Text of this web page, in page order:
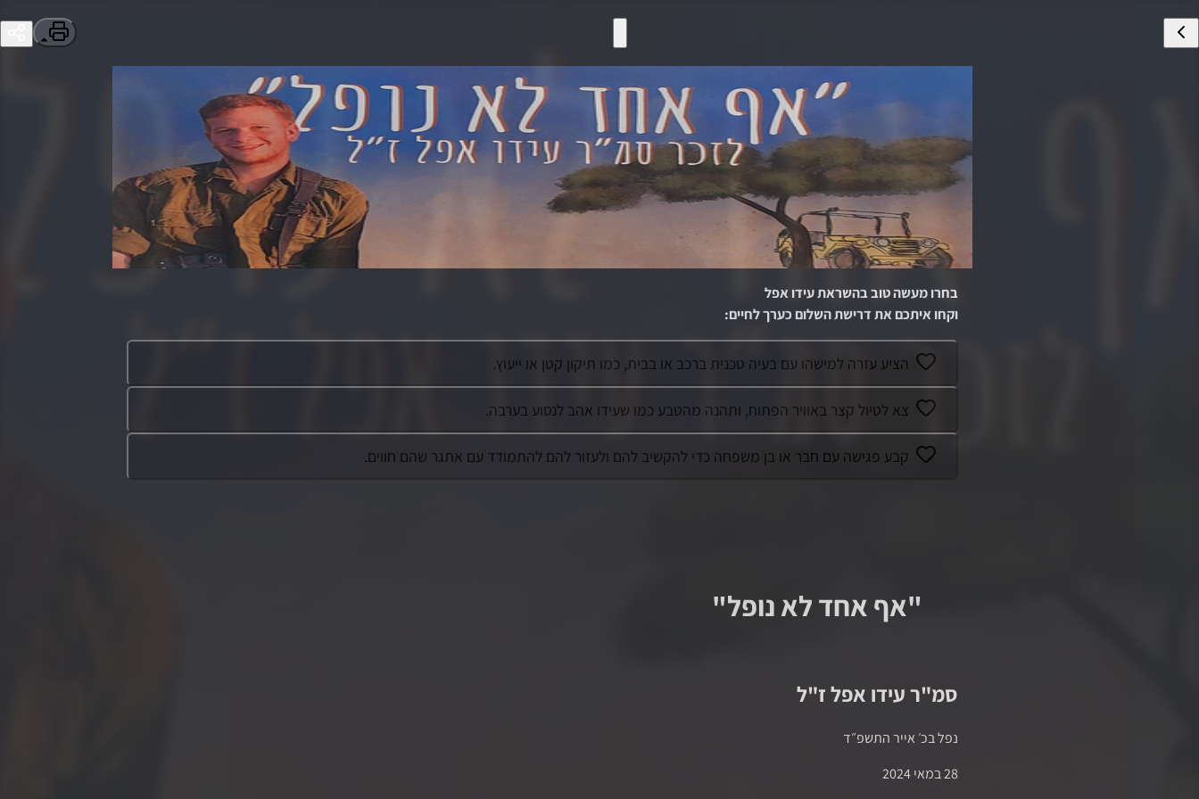
בחרו מעשה טוב בהשראתעידו אפל
וקחו איתכם את דרישת השלום כערך לחיים:
הציע עזרה למישהו עם בעיה טכנית ברכב או בבית, כמו תיקון קטן או ייעוץ.
צא לטיול קצר באוויר הפתוח, ותהנה מהטבע כמו שעידו אהב לנסוע בערבה.
קבע פגישה עם חבר או בן משפחה כדי להקשיב להם ולעזור להם להתמודד עם אתגר שהם חווים.
"אף אחד לא נופל"
סמ"רעידו אפלז"ל
נפל בכ׳ אייר התשפ״ד
28 במאי 2024